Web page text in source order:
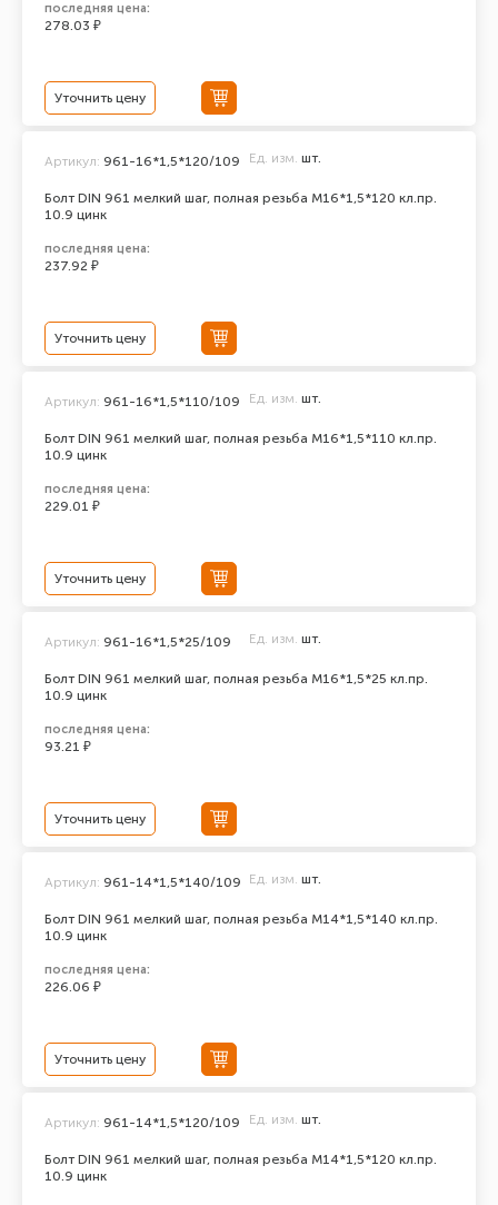
последняя цена:
278.03 ₽
Уточнить цену
Болт DIN 961 мелкий шаг, полная резьба M16*1,5*120 кл.пр.
10.9 цинк
Артикул: 961-16*1,5*120/109 Ед. изм. шт.
последняя цена:
237.92 ₽
Уточнить цену
Болт DIN 961 мелкий шаг, полная резьба M16*1,5*110 кл.пр.
10.9 цинк
Артикул: 961-16*1,5*110/109 Ед. изм. шт.
последняя цена:
229.01 ₽
Уточнить цену
Болт DIN 961 мелкий шаг, полная резьба M16*1,5*25 кл.пр.
10.9 цинк
Артикул: 961-16*1,5*25/109 Ед. изм. шт.
последняя цена:
93.21 ₽
Уточнить цену
Болт DIN 961 мелкий шаг, полная резьба M14*1,5*140 кл.пр.
10.9 цинк
Артикул: 961-14*1,5*140/109 Ед. изм. шт.
последняя цена:
226.06 ₽
Уточнить цену
Болт DIN 961 мелкий шаг, полная резьба M14*1,5*120 кл.пр.
10.9 цинк
Артикул: 961-14*1,5*120/109 Ед. изм. шт.